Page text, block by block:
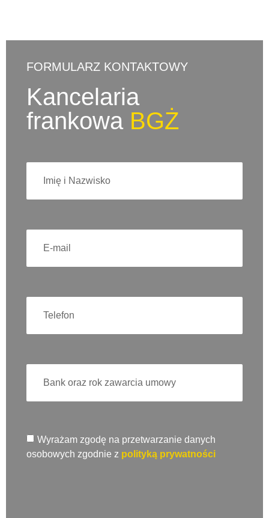
FORMULARZ KONTAKTOWY
Kancelaria
frankowa BGŻ
Wyrażam zgodę na przetwarzanie danych
osobowych zgodnie z polityką prywatności